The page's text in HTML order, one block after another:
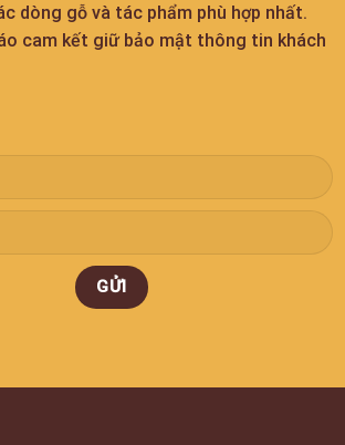
dòng gỗ và tác phẩm phù hợp nhất.
cam kết giữ bảo mật thông tin khách